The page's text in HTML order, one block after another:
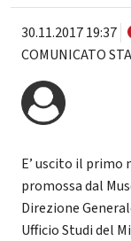
30.11.2017 19:37
COMUNICATO
E’ uscito il
promossa dal
Direzione
Ufficio Studi del